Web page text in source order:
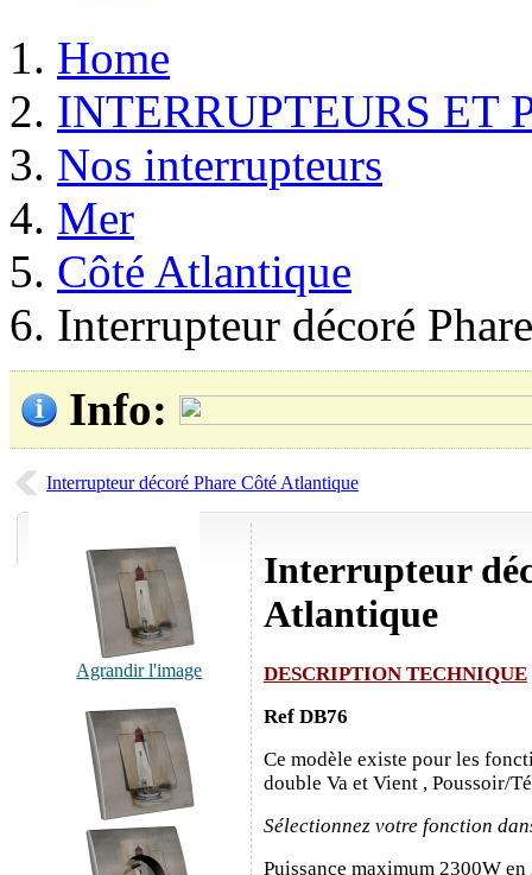
Home
INTERRUPTEURS ET
Nos interrupteurs
Mer
Côté Atlantique
Interrupteur décoré
Info:
Interrupteur décoré Phare Côté Atlantique
Agrandir l'image
Interrupteur
Atlantique
DESCRIPTION TECHNIQUE
Ref DB76
Ce modèle existe pour les
double Va et Vient , Poussoir/
Sélectionnez votre fonction
Puissance maximum 2300W